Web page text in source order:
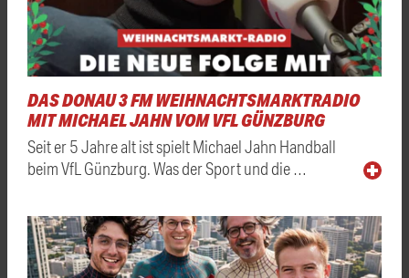
DAS DONAU 3 FM WEIHNACHTSMARKTRADIO
MIT MICHAEL JAHN VOM VFL GÜNZBURG
Seit er 5 Jahre alt ist spielt Michael Jahn Handball
beim VfL Günzburg. Was der Sport und die …